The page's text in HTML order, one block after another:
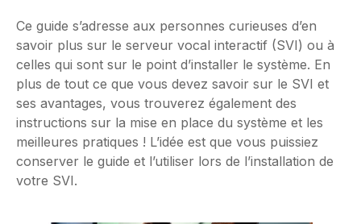
Ce guide s’adresse aux personnes curieuses d’en
savoir plus sur le serveur vocal interactif (SVI) ou à
celles qui sont sur le point d’installer le système. En
plus de tout ce que vous devez savoir sur le SVI et
ses avantages, vous trouverez également des
instructions sur la mise en place du système et les
meilleures pratiques ! L’idée est que vous puissiez
conserver le guide et l’utiliser lors de l’installation de
votre SVI.